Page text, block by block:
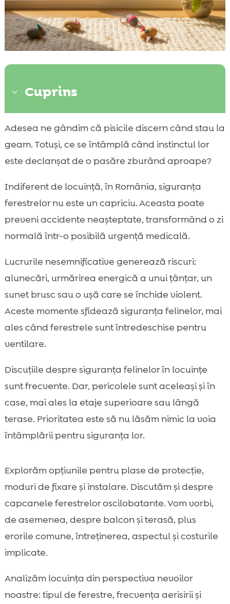
3 Cuprins
 De ce avem nevoie de siguranță la ferestre
pentru pisici în apartament și la casă
protecția ferestrelor pentru pisică: ce
opțiuni avem și cum alegem corect
 Tipuri de ferestre întâlnite în România și
provocările lor
Plase de protecție pentru pisici: materiale,
rezistență și vizibilitate
Sisteme de prindere și montaj: stabilitate
fără compromisuri
Siguranța ferestrelor oscilobatante și riscul
Balcon, logie și terasă: cum extindem
protecția dincolo de geam
Greșeli frecvente pe care le evităm când
montăm plase pentru pisici
pentru siguranță constantă
Protecția pisicilor curioase: enrichment și
alternative la „statul pe pervaz”
 Soluții estetice: cum păstrăm lumina
naturală și aspectul fațadei
Siguranță în casă, nu doar la geam: rutine
care reduc accidentele
Produse care ne ajută să avem o pisică
fericită în interior: CricksyCat, Jasper, Bill și
Purrfect Life
 Concluzie
Adesea ne gândim că pisicile discern când stau la
geam. Totuși, ce se întâmplă când instinctul lor
este declanșat de o pasăre zburând aproape?
Indiferent de locuință, în România, siguranța
ferestrelor nu este un capriciu. Aceasta poate
preveni accidente neașteptate, transformând o zi
normală într-o posibilă urgență medicală.
Lucrurile nesemnificative generează riscuri:
alunecări, urmărirea energică a unui țânțar, un
sunet brusc sau o ușă care se închide violent.
Aceste momente sfidează siguranța felinelor, mai
ales când ferestrele sunt întredeschise pentru
ventilare.
Discuțiile despre siguranța felinelor în locuințe
sunt frecvente. Dar, pericolele sunt aceleași și în
case, mai ales la etaje superioare sau lângă
terase. Prioritatea este să nu lăsăm nimic la voia
întâmplării pentru siguranța lor.
Explorăm opțiunile pentru plase de protecție,
moduri de fixare și instalare. Discutăm și despre
capcanele ferestrelor oscilobatante. Vom vorbi,
de asemenea, despre balcon și terasă, plus
erorile comune, întreținerea, aspectul și costurile
implicate.
Analizăm locuința din perspectiva nevoilor
noastre: tipul de ferestre, frecvența aerisirii și